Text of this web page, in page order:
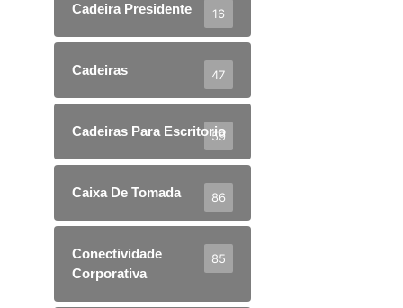
Cadeira Presidente 16
Cadeiras 47
Cadeiras Para Escritorio
59
Caixa De Tomada 86
Conectividade
Corporativa
85